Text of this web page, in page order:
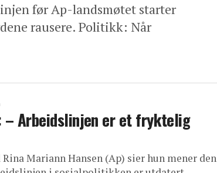
før Ap-landsmøtet starter
rausere. Politikk: Når
– Arbeidslinjen er et fryktelig
Mariann Hansen (Ap) sier hun mener den